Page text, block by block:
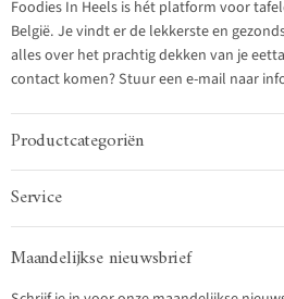
Foodies In Heels is hét platform voor
België. Je vindt er de lekkerste en
alles over het prachtig dekken van je
contact komen? Stuur een e-mail naar
Productcategoriën
Service
Maandelijkse nieuwsbrief